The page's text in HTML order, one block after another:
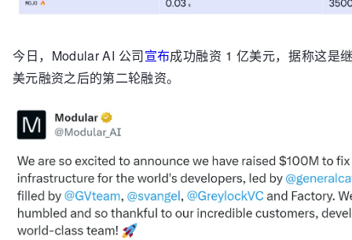
今日，Modular AI 公司宣布成功融资 1 亿美元，据称这是
美元融资之后的第二轮融资。